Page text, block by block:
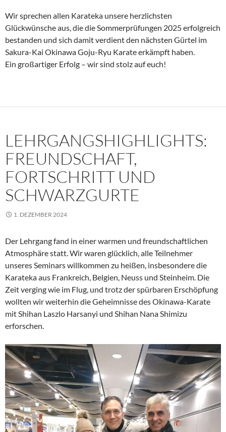
Wir sprechen allen Karateka unsere herzlichsten
Glückwünsche aus, die die Sommerprüfungen 2025 erfolgreich
bestanden und sich damit verdient den nächsten Gürtel im
Sakura-Kai Okinawa Goju-Ryu Karate erkämpft haben.
Ein großartiger Erfolg – wir sind stolz auf euch!
LEHRGANGSHIGHLIGHTS:
FREUNDSCHAFT,
FORTSCHRITT UND
SCHWARZGURTE
1. DEZEMBER 2024
Der Lehrgang fand in einer warmen und freundschaftlichen
Atmosphäre statt. Wir waren glücklich, alle Teilnehmer
unseres Seminars willkommen zu heißen, insbesondere die
Karateka aus Frankreich, Belgien, Neuss und Steinheim. Die
Zeit verging wie im Flug, und trotz der spürbaren Erschöpfung
wollten wir weiterhin die Geheimnisse des Okinawa-Karate
mit Shihan Laszlo Harsanyi und Shihan Nana Shimizu
erforschen.